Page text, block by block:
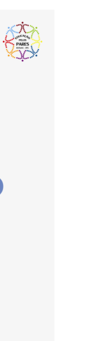
Pós-Graduações
Titulares de Cursos Superiores
Unidades Curriculares Isoladas
Curso de Preparação para o